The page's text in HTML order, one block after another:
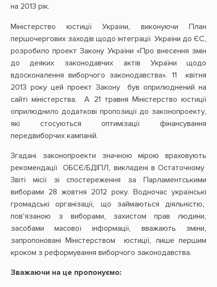
на 2013 рік.
Міністерство юстиції України, виконуючи План
першочергових заходів щодо інтеграції України до ЄС,
розробило проект Закону України «Про внесення змін
до деяких законодавчих актів України щодо
вдосконалення виборчого законодавства». 11 квітня
2013 року цей проект Закону був оприлюднений на
сайті міністерства. А 21 травня Міністерство юстиції
оприлюднило додаткові пропозиції до законопроекту,
які стосуються оптимізації фінансування
передвиборчих кампаній.
Згадані законопроекти значною мірою враховують
рекомендації ОБСЄ/БДІПЛ, викладені в Остаточному
Звіті місії зі спостереження за Парламентськими
виборами 28 жовтня 2012 року. Водночас українські
громадські організації, що займаються діяльністю,
пов’язаною з виборами, захистом прав людини,
засобами масової інформації, вважають зміни,
запропоновані Міністерством юстиції, лише першим
кроком з реформування виборчого законодавства.
Зважаючи на це пропонуємо: